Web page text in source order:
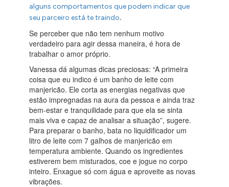
alguns comportamentos que podem indicar que
seu parceiro está te traindo.
Se perceber que não tem nenhum motivo
verdadeiro para agir dessa maneira, é hora de
trabalhar o amor próprio.
Vanessa dá algumas dicas preciosas: “A primeira
coisa que eu indico é um banho de leite com
manjericão. Ele corta as energias negativas que
estão impregnadas na aura da pessoa e ainda traz
bem-estar e tranquilidade para que ela se sinta
mais viva e capaz de analisar a situação”, sugere.
Para preparar o banho, bata no liquidificador um
litro de leite com 7 galhos de manjericão em
temperatura ambiente. Quando os ingredientes
estiverem bem misturados, coe e jogue no corpo
inteiro. Enxague só com água e aproveite as novas
vibrações.